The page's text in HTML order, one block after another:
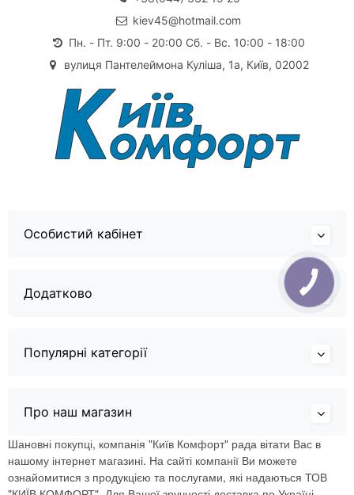
kiev45@hotmail.com
Пн. - Пт. 9:00 - 20:00 Сб. - Вс. 10:00 - 18:00
вулиця Пантелеймона Куліша, 1а, Київ, 02002
Особистий кабінет
Додатково
Популярні категорії
Про наш магазин
Шановні покупці, компанія "Київ Комфорт" рада вітати Вас в
нашому інтернет магазині. На сайті компанії Ви можете
ознайомитися з продукцією та послугами, які надаються ТОВ